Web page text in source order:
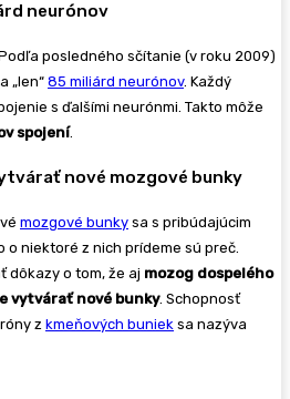
neurónov
posledného sčítanie (v roku 2009)
„len“ 85 miliárd neurónov. Každý
s ďalšími neurónmi. Takto môže
spojení.
nové mozgové bunky
mozgové bunky sa s pribúdajúcim
o niektoré z nich prídeme sú preč.
dôkazy o tom, že aj mozog dospelého
vytvárať nové bunky. Schopnosť
z kmeňových buniek sa nazýva